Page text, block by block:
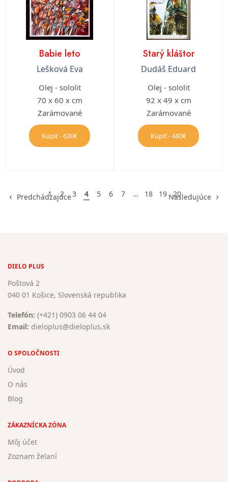
Babie leto
Lešková Eva
Olej - sololit
70 x 60 x cm
Zarámované
Kúpiť - 630€
Starý kláštor
Dudáš Eduard
Olej - sololit
92 x 49 x cm
Zarámované
Kúpiť - 480€
Predchádzajúce
1 2 3 4 5 6 7 … 18 19 20
Nasledujúce
DIELO PLUS
Poštová 2
040 01 Košice, Slovenská republika
Telefón: (+421) 0903 06 44 04
Email: dieloplus@dieloplus.sk
O SPOLOČNOSTI
Úvod
O nás
Blog
ZÁKAZNÍCKA ZÓNA
Môj účet
Zoznam želaní